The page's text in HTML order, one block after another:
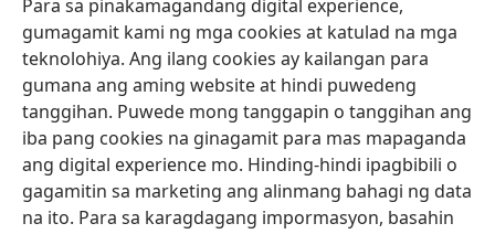
Para sa pinakamagandang digital experience,
gumagamit kami ng mga cookies at katulad na mga
teknolohiya. Ang ilang cookies ay kailangan para
gumana ang aming website at hindi puwedeng
tanggihan. Puwede mong tanggapin o tanggihan ang
iba pang cookies na ginagamit para mas mapaganda
ang digital experience mo. Hinding-hindi ipagbibili o
gagamitin sa marketing ang alinmang bahagi ng data
na ito. Para sa karagdagang impormasyon, basahin
na
bagong
window)
Watchtower ONLINE LIBRARY™
(may
bubukas
na
bagong
window)
JW Hub ®
(may
bubukas
bagong
window)
JW Library ®
Watchtower Library®